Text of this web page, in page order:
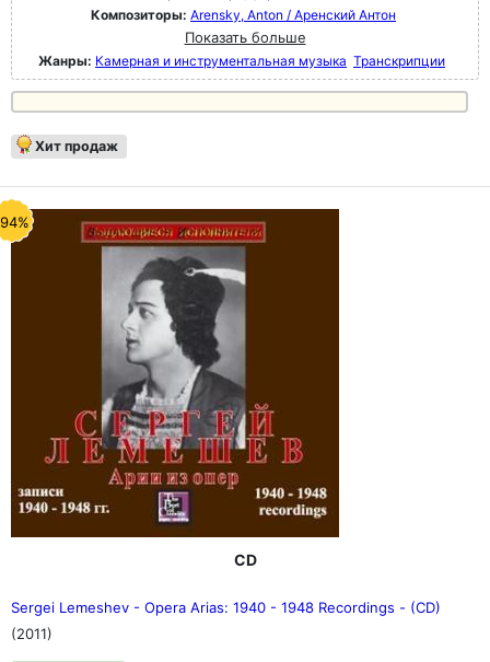
Композиторы: Arensky, Anton / Аренский Антон
Показать больше
Жанры: Камерная и инструментальная музыка Транскрипции
Хит продаж
CD
Sergei Lemeshev - Opera Arias: 1940 - 1948 Recordings - (CD)
(2011)